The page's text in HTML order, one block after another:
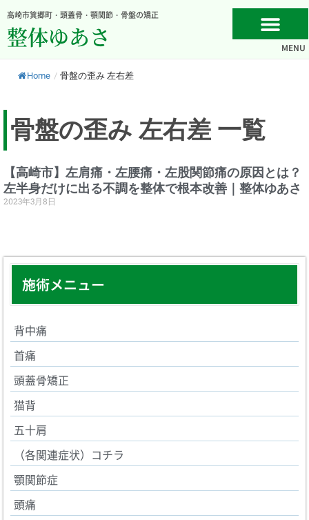
容
を
高崎市箕郷町・頭蓋骨・顎関節・骨盤の矯正
整体ゆあさ MENU
Home / 骨盤の歪み 左右差
施術メニュー
背中痛
首痛
頭蓋骨矯正
猫背
五十肩
（各関連症状）コチラ
顎関節症
頭痛
骨盤の歪み 左右差 一覧
【高崎市】左肩痛・左腰痛・左股関節痛の原因とは？
左半身だけに出る不調を整体で根本改善｜整体ゆあさ
2023年3月8日